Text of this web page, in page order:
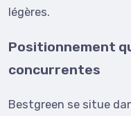
légères.
Positionnement
concurrentes
Bestgreen se situe